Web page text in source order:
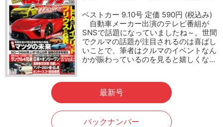
ベストカー 9.10号 定価 590円 (税込み)
自動車メーカー出演のテレビ番組が
SNSで話題になっていましたね～。世間
でクルマの話題が注目されるのは喜ばし
いことで、筆者はクルマのイベントなん
かが賑わっているのを見ると嬉しくな…
最新号
バックナンバー